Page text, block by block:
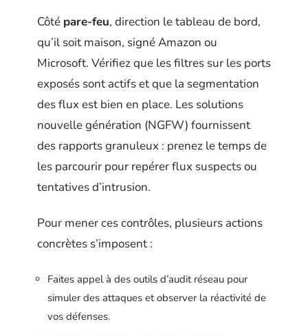
Côté pare-feu, direction le tableau de bord,
qu’il soit maison, signé Amazon ou
Microsoft. Vérifiez que les filtres sur les ports
exposés sont actifs et que la segmentation
des flux est bien en place. Les solutions
nouvelle génération (NGFW) fournissent
des rapports granuleux : prenez le temps de
les parcourir pour repérer flux suspects ou
tentatives d’intrusion.
Pour mener ces contrôles, plusieurs actions
concrètes s’imposent :
Faites appel à des outils d’audit réseau pour
simuler des attaques et observer la réactivité de
vos défenses.